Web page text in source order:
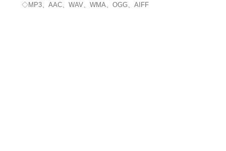
◇MP3、AAC、WAV、WMA、OGG、AIFF